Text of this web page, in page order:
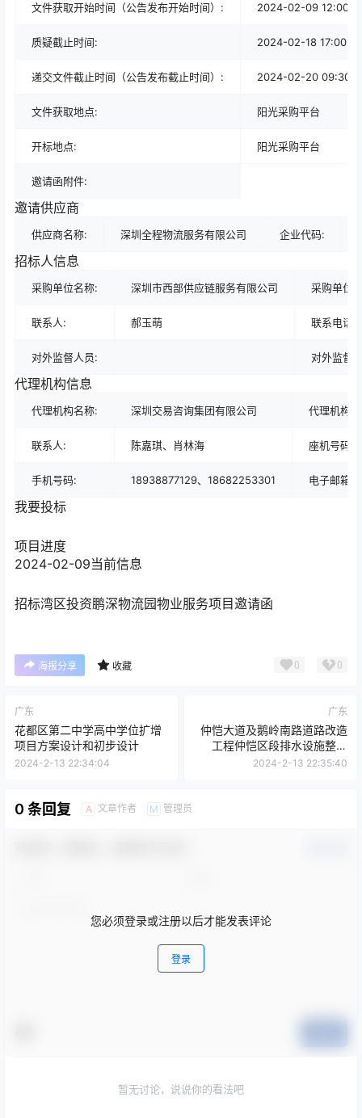
文件获取开始时间（公告发布开始时间）: 2024-02-09 12:00
质疑截止时间: 2024-02-18 17:00
递交文件截止时间（公告发布截止时间）: 2024-02-20 09:30
文件获取地点: 阳光采购平台
开标地点: 阳光采购平台
邀请函附件:
邀请供应商
供应商名称: 深圳全程物流服务有限公司 企业代码:
招标人信息
采购单位名称: 深圳市西部供应链服务有限公司 采购单位
联系人: 郝玉萌 联系电话:
对外监督人员: 对外监督
代理机构信息
代理机构名称: 深圳交易咨询集团有限公司 代理机构
联系人: 陈嘉琪、肖林海 座机号码:
手机号码: 18938877129、18682253301 电子邮箱:
我要投标
项目进度
2024-02-09当前信息
招标湾区投资鹏深物流园物业服务项目邀请函
海报分享 收藏 0 0
广东
花都区第二中学高中学位扩增
项目方案设计和初步设计
2024-2-13 22:34:04
广东
仲恺大道及鹅岭南路道路改造
工程仲恺区段排水设施整改
【施工】招标公告
2024-2-13 22:35:40
0 条回复 A 文章作者 M 管理员
您必须登录或注册以后才能发表评论
登录
暂无讨论，说说你的看法吧